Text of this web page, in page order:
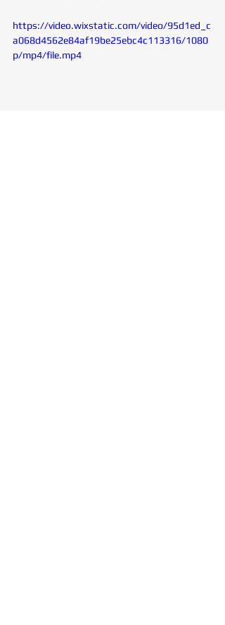
https://video.wixstatic.com/video/95d1ed_c
a068d4562e84af19be25ebc4c113316/1080
p/mp4/file.mp4